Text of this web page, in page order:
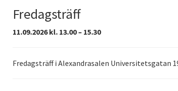
Fredagsträff
11.09.2026 kl. 13.00 – 15.30
Fredagsträff i Alexandrasalen Universitetsgatan